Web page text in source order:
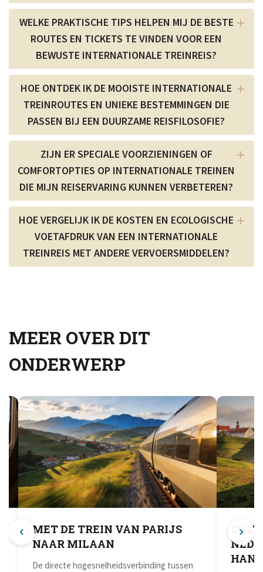
WELKE PRAKTISCHE TIPS HELPEN MIJ DE BESTE
ROUTES EN TICKETS TE VINDEN VOOR EEN
BEWUSTE INTERNATIONALE TREINREIS?
HOE ONTDEK IK DE MOOISTE INTERNATIONALE
TREINROUTES EN UNIEKE BESTEMMINGEN DIE
PASSEN BIJ EEN DUURZAME REISFILOSOFIE?
ZIJN ER SPECIALE VOORZIENINGEN OF
COMFORTOPTIES OP INTERNATIONALE TREINEN
DIE MIJN REISERVARING KUNNEN VERBETEREN?
HOE VERGELIJK IK DE KOSTEN EN ECOLOGISCHE
VOETAFDRUK VAN EEN INTERNATIONALE
TREINREIS MET ANDERE VERVOERSMIDDELEN?
MEER OVER DIT
ONDERWERP
MET DE TREIN VAN PARIJS
NAAR MILAAN
De directe hogesnelheidsverbinding tussen